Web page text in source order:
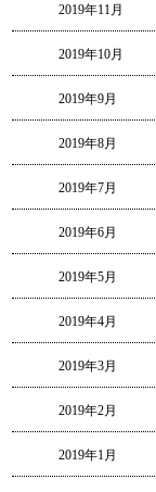
2019年11月
2019年10月
2019年9月
2019年8月
2019年7月
2019年6月
2019年5月
2019年4月
2019年3月
2019年2月
2019年1月